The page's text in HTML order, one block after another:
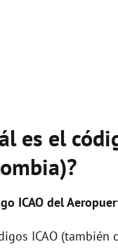
es el
ICAO del
ICAO